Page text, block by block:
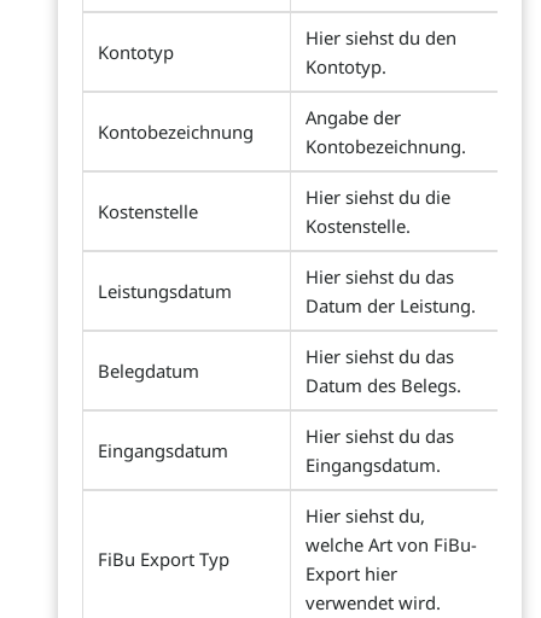
Kontotyp
Hier siehst du den
Kontotyp.
Kontobezeichnung
Angabe der
Kontobezeichnung.
Kostenstelle
Hier siehst du die
Kostenstelle.
Leistungsdatum
Hier siehst du das
Datum der Leistung.
Belegdatum
Hier siehst du das
Datum des Belegs.
Eingangsdatum
Hier siehst du das
Eingangsdatum.
FiBu Export Typ
Hier siehst du,
welche Art von FiBu-
Export hier
verwendet wird.